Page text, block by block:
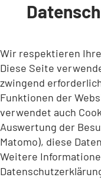
INHALT ANSPRINGEN
Wir respektieren
Diese Seite
zwingend
Funktionen der
verwendet auch
Auswertung der
Matomo), diese
Weitere